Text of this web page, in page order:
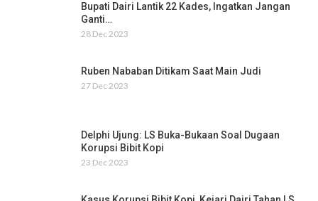
Bupati Dairi Lantik 22 Kades, Ingatkan Jangan
Ganti…
28 Dec 2023
Ruben Nababan Ditikam Saat Main Judi
27 Dec 2023
Delphi Ujung: LS Buka-Bukaan Soal Dugaan
Korupsi Bibit Kopi
23 Dec 2023